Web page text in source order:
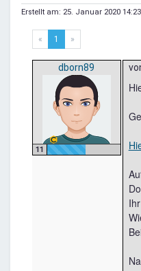
Erstellt am: 25. Januar 2020 14:23
« 1 »
dborn89
11